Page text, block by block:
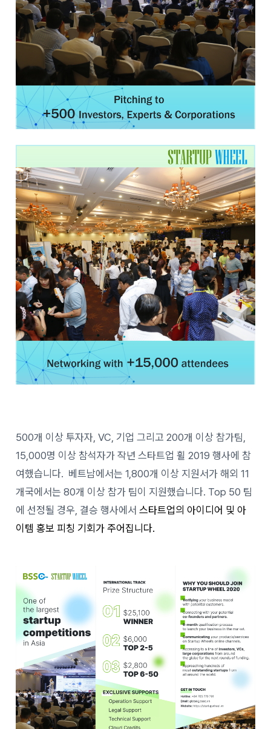
500개 이상 투자자, VC, 기업 그리고 200개 이상 참가팀,
15,000명 이상 참석자가 작년 스타트업 휠 2019 행사에 참
여했습니다. 베트남에서는 1,800개 이상 지원서가 해외 11
개국에서는 80개 이상 참가 팀이 지원했습니다. Top 50 팀
에 선정될 경우, 결승 행사에서 스타트업의 아이디어 및 아
이템 홍보 피칭 기회가 주어집니다.